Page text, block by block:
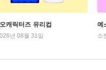
캐릭터즈 유리컵
년 08월 31일
예
소